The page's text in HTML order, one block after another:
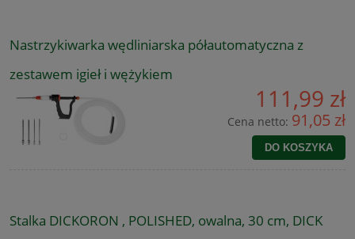
Nastrzykiwarka wędliniarska półautomatyczna z
zestawem igieł i wężykiem
111,99 zł
Cena netto: 91,05 zł
DO KOSZYKA
Stalka DICKORON , POLISHED, owalna, 30 cm, DICK